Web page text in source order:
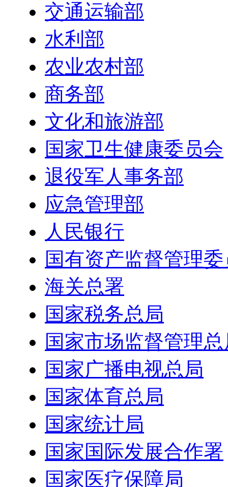
交通运输部
水利部
农业农村部
商务部
文化和旅游部
国家卫生健康委员会
退役军人事务部
应急管理部
人民银行
国有资产监督管理
海关总署
国家税务总局
国家市场监督管理
国家广播电视总局
国家体育总局
国家统计局
国家国际发展合作署
国家医疗保障局